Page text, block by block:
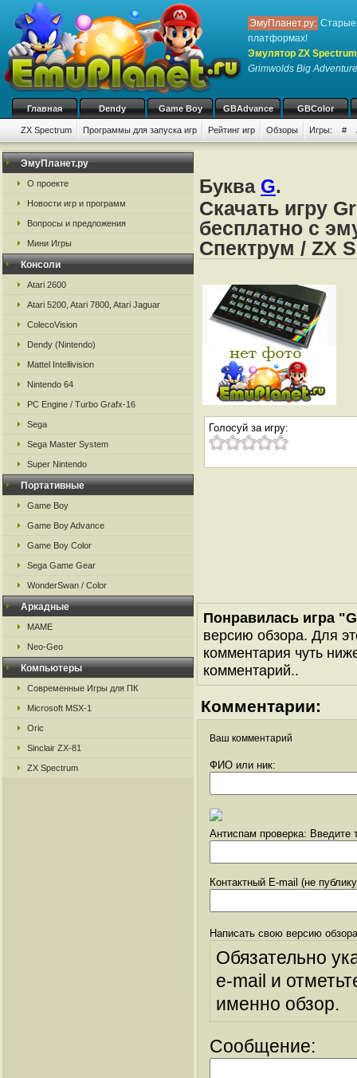
ЭмуПланет.ру: Старые
платформах!
Эмулятор ZX
Grimwolds Big Adventure
Главная Dendy Game Boy GBAdvance GBColor
ZX Spectrum Программы для запуска игр Рейтинг игр Обзоры Игры: #
ЭмуПланет.ру
О проекте
Новости игр и программ
Вопросы и предложения
Мини Игры
Консоли
Atari 2600
Atari 5200, Atari 7800, Atari Jaguar
ColecoVision
Dendy (Nintendo)
Mattel Intellivision
Nintendo 64
PC Engine / Turbo Grafx-16
Sega
Sega Master System
Super Nintendo
Портативные
Game Boy
Game Boy Advance
Game Boy Color
Sega Game Gear
WonderSwan / Color
Аркадные
MAME
Neo-Geo
Компьютеры
Современные Игры для ПК
Microsoft MSX-1
Oric
Sinclair ZX-81
ZX Spectrum
Буква G.
Скачать игру
бесплатно с
Спектрум / ZX
Голосуй за игру:
Понравилась игра
версию обзора. Для
комментария чуть
комментарий..
Комментарии:
Ваш комментарий
ФИО или ник:
Антиспам проверка: Введите
Контактный E-mail (не
Написать свою версию
Обязательно
e-mail и
именно обзор.
Сообщение: